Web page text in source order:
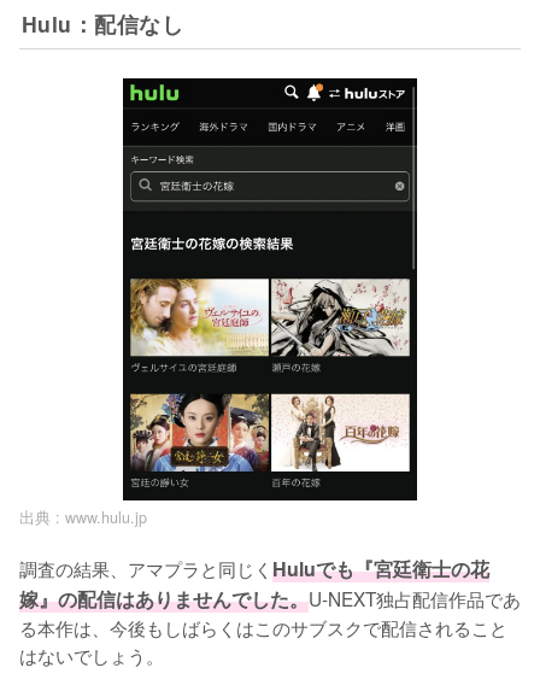
Hulu：配信なし
出典 : www.hulu.jp
調査の結果、アマプラと同じく Huluでも『宮廷衛士の花
嫁』の配信はありませんでした。U-NEXT独占配信作品であ
る本作は、今後もしばらくはこのサブスクで配信されること
はないでしょう。